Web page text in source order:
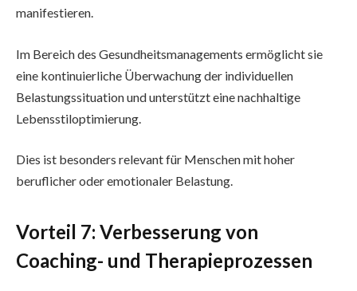
manifestieren.
Im Bereich des Gesundheitsmanagements ermöglicht sie
eine kontinuierliche Überwachung der individuellen
Belastungssituation und unterstützt eine nachhaltige
Lebensstiloptimierung.
Dies ist besonders relevant für Menschen mit hoher
beruflicher oder emotionaler Belastung.
Vorteil 7: Verbesserung von
Coaching- und Therapieprozessen